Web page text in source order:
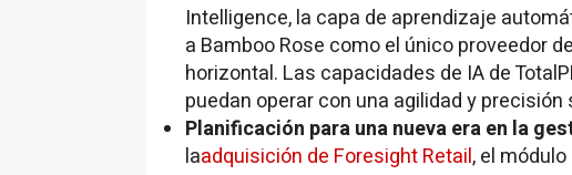
Intelligence, la capa de aprendizaje
a Bamboo Rose como el único proveedor
horizontal. Las capacidades de IA de
puedan operar con una agilidad y
Planificación para una nueva era en la
laadquisición de Foresight Retail, el